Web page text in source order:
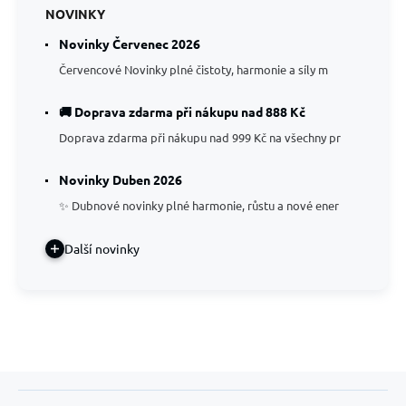
NOVINKY
Novinky Červenec 2026
Červencové Novinky plné čistoty, harmonie a síly m
🚚 Doprava zdarma při nákupu nad 888 Kč
Doprava zdarma při nákupu nad 999 Kč na všechny pr
Novinky Duben 2026
✨ Dubnové novinky plné harmonie, růstu a nové ener
Další novinky